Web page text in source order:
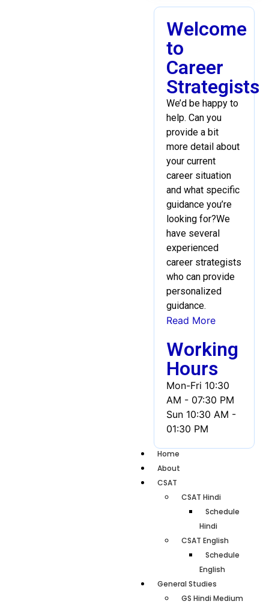
Welcome
to
Career
Strategists
We’d be happy to
help. Can you
provide a bit
more detail about
your current
career situation
and what specific
guidance you’re
looking for?We
have several
experienced
career strategists
who can provide
personalized
guidance.
Read More
Working
Hours
Mon-Fri 10:30
AM - 07:30 PM
Sun 10:30 AM -
01:30 PM
Home
About
CSAT
CSAT Hindi
Schedule
Hindi
CSAT English
Schedule
English
General Studies
GS Hindi Medium